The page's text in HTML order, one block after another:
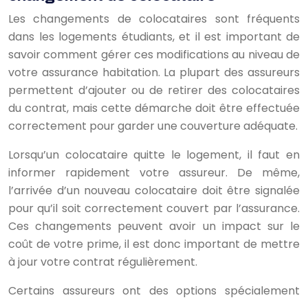
Les changements de colocataires sont fréquents
dans les logements étudiants, et il est important de
savoir comment gérer ces modifications au niveau de
votre assurance habitation. La plupart des assureurs
permettent d’ajouter ou de retirer des colocataires
du contrat, mais cette démarche doit être effectuée
correctement pour garder une couverture adéquate.
Lorsqu’un colocataire quitte le logement, il faut en
informer rapidement votre assureur. De même,
l’arrivée d’un nouveau colocataire doit être signalée
pour qu’il soit correctement couvert par l’assurance.
Ces changements peuvent avoir un impact sur le
coût de votre prime, il est donc important de mettre
à jour votre contrat régulièrement.
Certains assureurs ont des options spécialement